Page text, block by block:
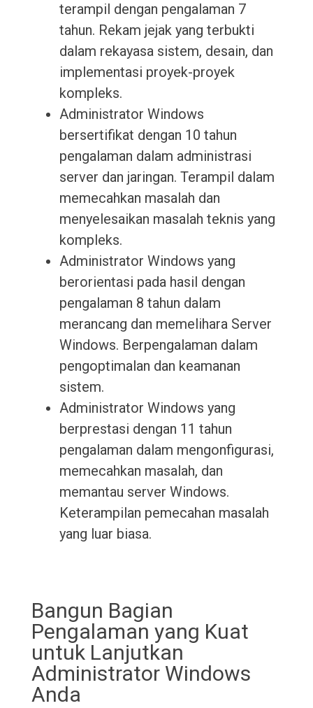
terampil dengan pengalaman 7
tahun. Rekam jejak yang terbukti
dalam rekayasa sistem, desain, dan
implementasi proyek-proyek
kompleks.
Administrator Windows
bersertifikat dengan 10 tahun
pengalaman dalam administrasi
server dan jaringan. Terampil dalam
memecahkan masalah dan
menyelesaikan masalah teknis yang
kompleks.
Administrator Windows yang
berorientasi pada hasil dengan
pengalaman 8 tahun dalam
merancang dan memelihara Server
Windows. Berpengalaman dalam
pengoptimalan dan keamanan
sistem.
Administrator Windows yang
berprestasi dengan 11 tahun
pengalaman dalam mengonfigurasi,
memecahkan masalah, dan
memantau server Windows.
Keterampilan pemecahan masalah
yang luar biasa.
Bangun Bagian
Pengalaman yang Kuat
untuk Lanjutkan
Administrator Windows
Anda